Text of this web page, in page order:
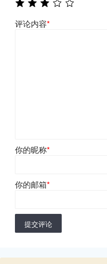
评论内容*
你的昵称*
你的邮箱*
提交评论